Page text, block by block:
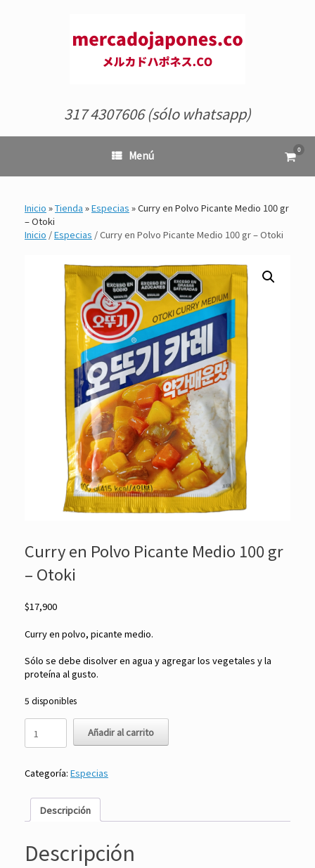
317 4307606 (sólo whatsapp)
Menú Ver
el
0
Inicio »Tienda »Especias »Curry en Polvo Picante Medio 100 gr
– Otoki
Inicio /Especias / Curry en Polvo Picante Medio 100 gr – Otoki
Curry en Polvo Picante Medio 100 gr
– Otoki
$17,900
Curry en polvo, picante medio.
Sólo se debe disolver en agua y agregar los vegetales y la
proteína al gusto.
5 disponibles
en
Polvo
Medio
-
cantidad
Añadir al carrito
Categoría: Especias
Descripción
Descripción